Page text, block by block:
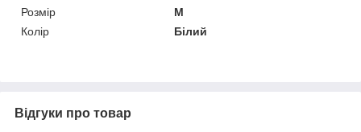
Розмір
M
Колір
Білий
Відгуки про товар